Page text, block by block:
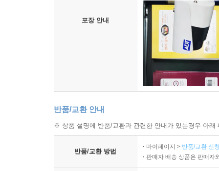
포장 안내
반품/교환 안내
※ 상품 설명에 반품/교환과 관련한 안내가 있는경우 아
반품/교환 방법
마이페이지 > 반품/교환 신
판매자 배송 상품은 판매자